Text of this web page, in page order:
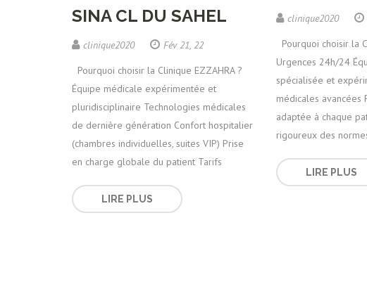
SINA CL DU SAHEL
clinique2020
Fév 21, 22
Pourquoi choisir la Clinique EZZAHRA ?
Équipe médicale expérimentée et
pluridisciplinaire Technologies médicales
de dernière génération Confort hospitalier
(chambres individuelles, suites VIP) Prise
en charge globale du patient Tarifs
LIRE PLUS
clinique2020
Pourquoi choisir la
Urgences 24h/24
spécialisée et
médicales avancées
adaptée à chaque
rigoureux des
LIRE PLUS